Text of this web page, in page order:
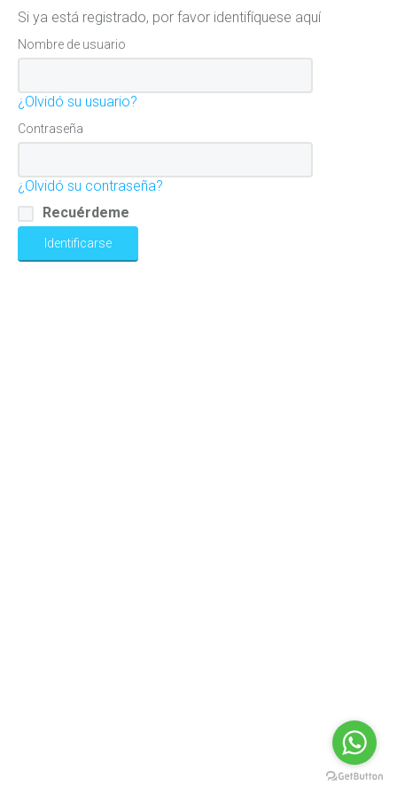
Si ya está registrado, por favor identifíquese aquí
Nombre de usuario
¿Olvidó su usuario?
Contraseña
¿Olvidó su contraseña?
Recuérdeme
Identificarse